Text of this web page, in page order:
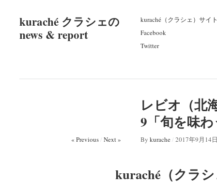
kuraché クラシェの
news & report
kuraché（クラシェ）サイ
Facebook
Twitter
レビオ（北
9「旬を味
« Previous/ Next » By kurache/ 2017年9月14
kuraché（クラ